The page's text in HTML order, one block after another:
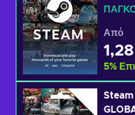
Από
5%
Steam